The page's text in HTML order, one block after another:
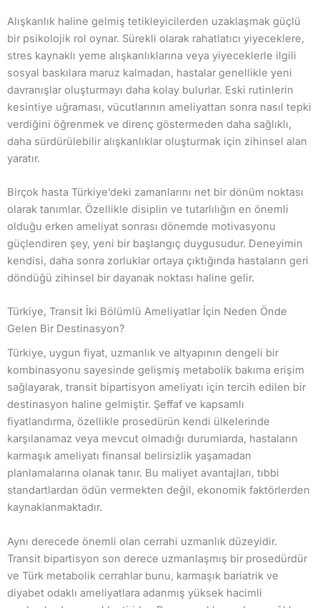
Alışkanlık haline gelmiş tetikleyicilerden uzaklaşmak güçlü
bir psikolojik rol oynar. Sürekli olarak rahatlatıcı yiyeceklere,
stres kaynaklı yeme alışkanlıklarına veya yiyeceklerle ilgili
sosyal baskılara maruz kalmadan, hastalar genellikle yeni
davranışlar oluşturmayı daha kolay bulurlar. Eski rutinlerin
kesintiye uğraması, vücutlarının ameliyattan sonra nasıl tepki
verdiğini öğrenmek ve direnç göstermeden daha sağlıklı,
daha sürdürülebilir alışkanlıklar oluşturmak için zihinsel alan
yaratır.
Birçok hasta Türkiye’deki zamanlarını net bir dönüm noktası
olarak tanımlar. Özellikle disiplin ve tutarlılığın en önemli
olduğu erken ameliyat sonrası dönemde motivasyonu
güçlendiren şey, yeni bir başlangıç ​​duygusudur. Deneyimin
kendisi, daha sonra zorluklar ortaya çıktığında hastaların geri
döndüğü zihinsel bir dayanak noktası haline gelir.
Türkiye, Transit İki Bölümlü Ameliyatlar İçin Neden Önde
Gelen Bir Destinasyon?
Türkiye, uygun fiyat, uzmanlık ve altyapının dengeli bir
kombinasyonu sayesinde gelişmiş metabolik bakıma erişim
sağlayarak, transit bipartisyon ameliyatı için tercih edilen bir
destinasyon haline gelmiştir. Şeffaf ve kapsamlı
fiyatlandırma, özellikle prosedürün kendi ülkelerinde
karşılanamaz veya mevcut olmadığı durumlarda, hastaların
karmaşık ameliyatı finansal belirsizlik yaşamadan
planlamalarına olanak tanır. Bu maliyet avantajları, tıbbi
standartlardan ödün vermekten değil, ekonomik faktörlerden
kaynaklanmaktadır.
Aynı derecede önemli olan cerrahi uzmanlık düzeyidir.
Transit bipartisyon son derece uzmanlaşmış bir prosedürdür
ve Türk metabolik cerrahlar bunu, karmaşık bariatrik ve
diyabet odaklı ameliyatlara adanmış yüksek hacimli